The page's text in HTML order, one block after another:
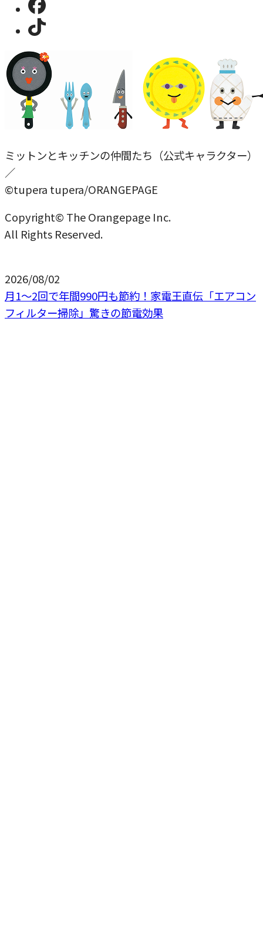
ミットンとキッチンの仲間たち（公式キャラクター）
／
©tupera tupera/ORANGEPAGE
Copyright© The Orangepage Inc.
All Rights Reserved.
2026/08/02
月1〜2回で年間990円も節約！家電王直伝「エアコン
フィルター掃除」驚きの節電効果